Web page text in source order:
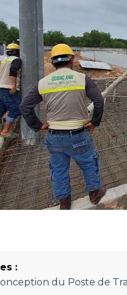
:
du Poste de